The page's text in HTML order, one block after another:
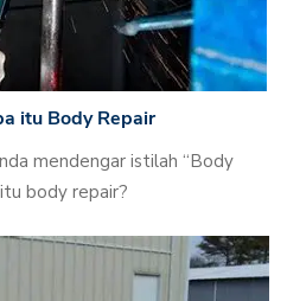
itu Body Repair
mendengar istilah “Body
body repair?